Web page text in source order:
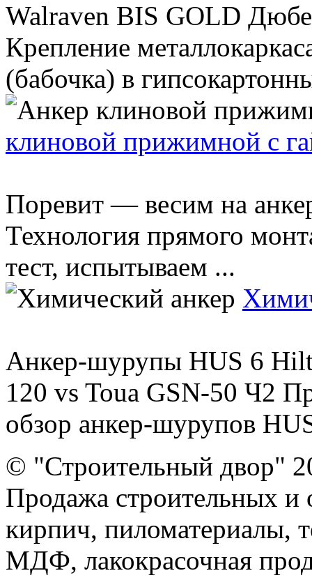
Walraven BIS GOLD
Крепление
(бабочка) в
клиновой прижимной с
Поревит — весим на
Технология прямого
тест, испытываем ...
Анкер-шурупы HUS 6
120 vs Toua GSN-50 Ч2
обзор анкер-шурупов
© "Строительный двор"
Продажа строительных и
кирпич, пиломатериалы,
МДФ, лакокрасочная